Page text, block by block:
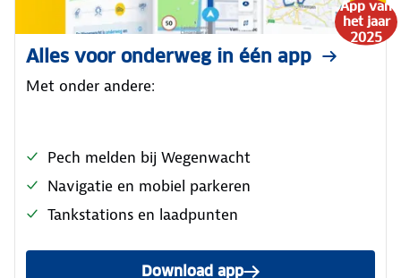
App van
het jaar
2025
Alles voor onderweg in één app
Met onder andere:
Pech melden bij Wegenwacht
Navigatie en mobiel parkeren
Tankstations en laadpunten
Download app